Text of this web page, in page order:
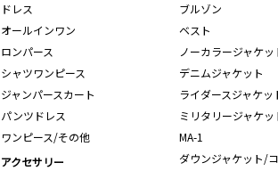
ドレス
オールインワン
ロンパース
シャツワンピース
ジャンパースカート
パンツドレス
ワンピース/その他
ブルゾン
ベスト
ノーカラージャケッ
デニムジャケット
ライダースジャケッ
ミリタリージャケッ
MA-1
ダウンジャケット/
アクセサリー